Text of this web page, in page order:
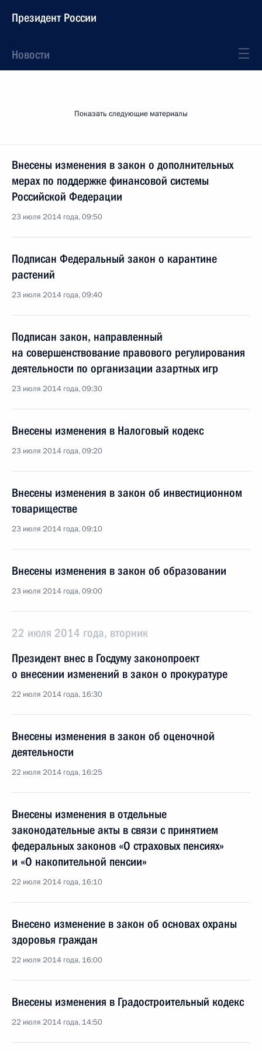
Президент России
Новости
Показать следующие материалы
Внесены изменения в закон о дополнительных
мерах по поддержке финансовой системы
Российской Федерации
23 июля 2014 года, 09:50
Подписан Федеральный закон о карантине
растений
23 июля 2014 года, 09:40
Подписан закон, направленный
на совершенствование правового регулирования
деятельности по организации азартных игр
23 июля 2014 года, 09:30
Внесены изменения в Налоговый кодекс
23 июля 2014 года, 09:20
Внесены изменения в закон об инвестиционном
товариществе
23 июля 2014 года, 09:10
Внесены изменения в закон об образовании
23 июля 2014 года, 09:00
22 июля 2014 года, вторник
Президент внес в Госдуму законопроект
о внесении изменений в закон о прокуратуре
22 июля 2014 года, 16:30
Внесены изменения в закон об оценочной
деятельности
22 июля 2014 года, 16:25
Внесены изменения в отдельные
законодательные акты в связи с принятием
федеральных законов «О страховых пенсиях»
и «О накопительной пенсии»
22 июля 2014 года, 16:10
Внесено изменение в закон об основах охраны
здоровья граждан
22 июля 2014 года, 16:00
Внесены изменения в Градостроительный кодекс
22 июля 2014 года, 14:50